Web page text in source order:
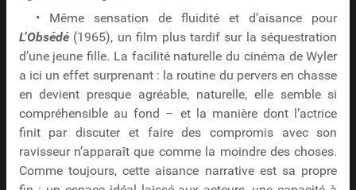
• Même sensation de fluidité et d’aisance pour
L’Obsédé(1965), un film plus tardif sur la séquestration
d’une jeune fille. La facilité naturelle du cinéma de Wyler
a ici un effet surprenant : la routine du pervers en chasse
en devient presque agréable, naturelle, elle semble si
compréhensible au fond – et la manière dont l’actrice
finit par discuter et faire des compromis avec son
ravisseur n’apparaît que comme la moindre des choses.
Comme toujours, cette aisance narrative est sa propre